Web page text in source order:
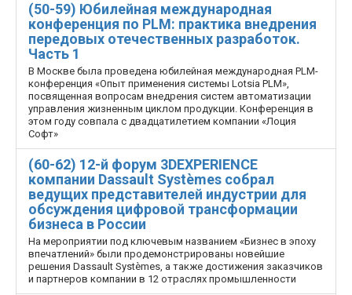
(50-59) Юбилейная международная
конференция по PLM: практика внедрения
передовых отечественных разработок.
Часть 1
В Москве была проведена юбилейная международная PLM-
конференция «Опыт применения системы Lotsia PLM»,
посвященная вопросам внедрения систем автоматизации
управления жизненным циклом продукции. Конференция в
этом году совпала с двадцатилетием компании «Лоция
Софт»
(60-62) 12-й форум 3DEXPERIENCE
компании Dassault Systèmes собрал
ведущих представителей индустрии для
обсуждения цифровой трансформации
бизнеса в России
На мероприятии под ключевым названием «Бизнес в эпоху
впечатлений» были продемонстрированы новейшие
решения Dassault Systèmes, а также достижения заказчиков
и партнеров компании в 12 отраслях промышленности